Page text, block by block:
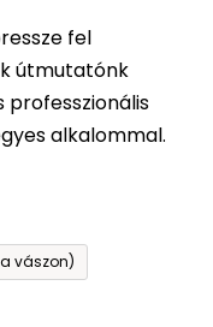
fel
útmutatónk
professzionális
alkalommal.
vászon)